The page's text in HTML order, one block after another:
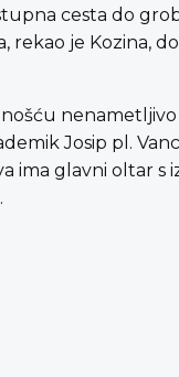
cesta do
je Kozina,
Josip pl.
ima glavni oltar